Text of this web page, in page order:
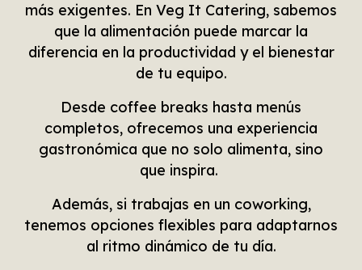
más exigentes. En Veg It Catering, sabemos
que la alimentación puede marcar la
diferencia en la productividad y el bienestar
de tu equipo.
Desde coffee breaks hasta menús
completos, ofrecemos una experiencia
gastronómica que no solo alimenta, sino
que inspira.
Además, si trabajas en un coworking,
tenemos opciones flexibles para adaptarnos
al ritmo dinámico de tu día.